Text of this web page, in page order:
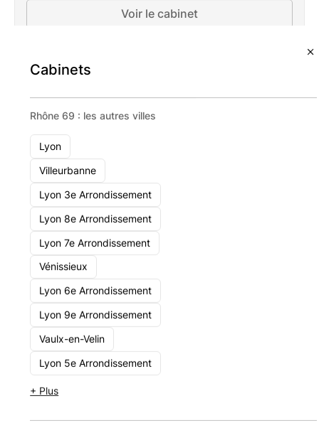
Cabinets
Rhône 69 : les autres villes
Lyon
Villeurbanne
Lyon 3e Arrondissement
Lyon 8e Arrondissement
Lyon 7e Arrondissement
Vénissieux
Lyon 6e Arrondissement
Lyon 9e Arrondissement
Vaulx-en-Velin
Lyon 5e Arrondissement
+ Plus
Voir le cabinet
Laroze Patrimoine Conseils
17, Rue Anatole France 42300 Roanne
Voir le cabinet